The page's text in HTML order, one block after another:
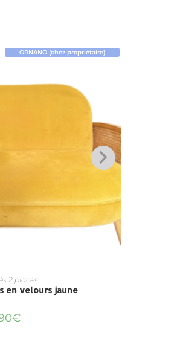
ORNANO (chez propriétaire)
2 places
en velours jaune
€